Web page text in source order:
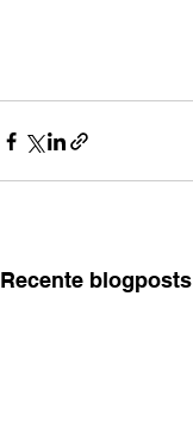
Recente blogposts